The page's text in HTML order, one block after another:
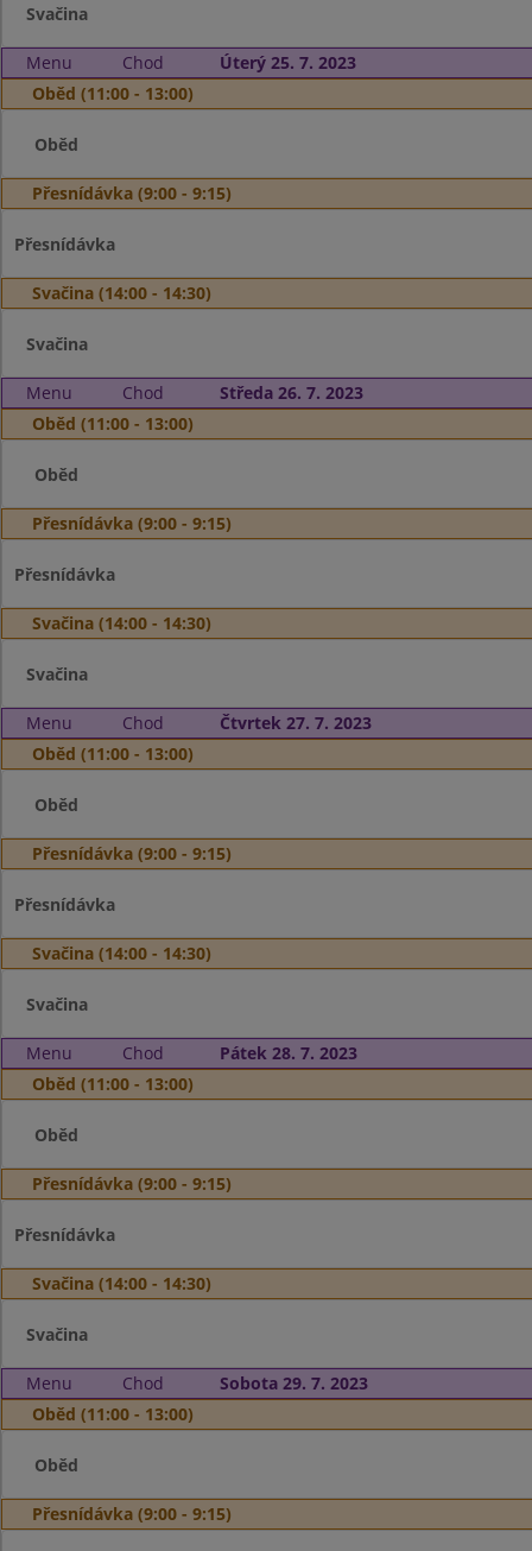
Svačina
Menu Chod
Úterý 25. 7. 2023
Oběd (11:00 - 13:00)
Oběd
Přesnídávka (9:00 - 9:15)
Přesnídávka
Svačina (14:00 - 14:30)
Svačina
Menu Chod
Středa 26. 7. 2023
Oběd (11:00 - 13:00)
Oběd
Přesnídávka (9:00 - 9:15)
Přesnídávka
Svačina (14:00 - 14:30)
Svačina
Menu Chod
Čtvrtek 27. 7. 2023
Oběd (11:00 - 13:00)
Oběd
Přesnídávka (9:00 - 9:15)
Přesnídávka
Svačina (14:00 - 14:30)
Svačina
Menu Chod
Pátek 28. 7. 2023
Oběd (11:00 - 13:00)
Oběd
Přesnídávka (9:00 - 9:15)
Přesnídávka
Svačina (14:00 - 14:30)
Svačina
Menu Chod
Sobota 29. 7. 2023
Oběd (11:00 - 13:00)
Oběd
Přesnídávka (9:00 - 9:15)